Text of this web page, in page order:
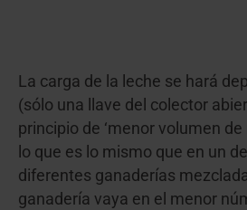
La carga de la leche se hará
(sólo una llave del colector
principio de ‘menor volumen de
lo que es lo mismo que en un
diferentes ganaderías
ganadería vaya en el menor